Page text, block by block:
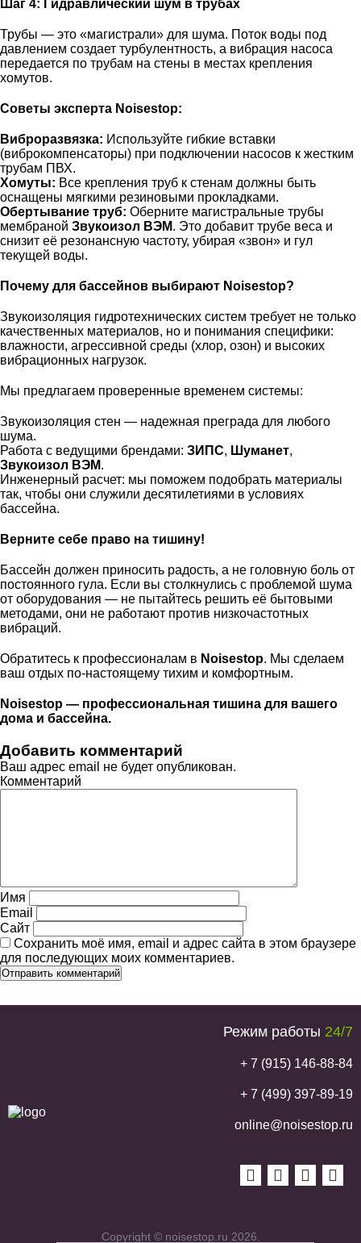
Шаг 4: Гидравлический шум в трубах
Трубы — это «магистрали» для шума. Поток воды под
давлением создает турбулентность, а вибрация насоса
передается по трубам на стены в местах крепления
хомутов.
Советы эксперта Noisestop:
Виброразвязка: Используйте гибкие вставки
(виброкомпенсаторы) при подключении насосов к жестким
трубам ПВХ.
Хомуты: Все крепления труб к стенам должны быть
оснащены мягкими резиновыми прокладками.
Обертывание труб: Оберните магистральные трубы
мембраной Звукоизол ВЭМ. Это добавит трубе веса и
снизит её резонансную частоту, убирая «звон» и гул
текущей воды.
Почему для бассейнов выбирают Noisestop?
Звукоизоляция гидротехнических систем требует не только
качественных материалов, но и понимания специфики:
влажности, агрессивной среды (хлор, озон) и высоких
вибрационных нагрузок.
Мы предлагаем проверенные временем системы:
Звукоизоляция стен — надежная преграда для любого
шума.
Работа с ведущими брендами: ЗИПС, Шуманет,
Звукоизол ВЭМ.
Инженерный расчет: мы поможем подобрать материалы
так, чтобы они служили десятилетиями в условиях
бассейна.
Верните себе право на тишину!
Бассейн должен приносить радость, а не головную боль от
постоянного гула. Если вы столкнулись с проблемой шума
от оборудования — не пытайтесь решить её бытовыми
методами, они не работают против низкочастотных
вибраций.
Обратитесь к профессионалам в Noisestop. Мы сделаем
ваш отдых по-настоящему тихим и комфортным.
Noisestop — профессиональная тишина для вашего
дома и бассейна.
Добавить комментарий
Ваш адрес email не будет опубликован.
Комментарий
Имя
Email
Сайт
Сохранить моё имя, email и адрес сайта в этом браузере
для последующих моих комментариев.
Режим работы 24/7
+ 7 (915) 146-88-84
+ 7 (499) 397-89-19
online@noisestop.ru
Copyright © noisestop.ru 2026.